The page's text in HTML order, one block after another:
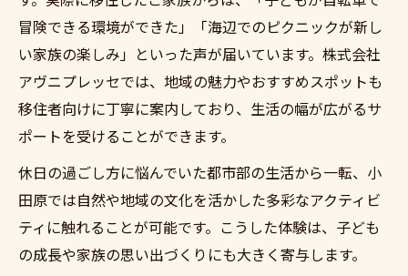
冒険できる環境ができた」「海辺でのピクニックが新し
い家族の楽しみ」といった声が届いています。株式会社
アヴニプレッセでは、地域の魅力やおすすめスポットも
移住者向けに丁寧に案内しており、生活の幅が広がるサ
ポートを受けることができます。
休日の過ごし方に悩んでいた都市部の生活から一転、小
田原では自然や地域の文化を活かした多彩なアクティビ
ティに触れることが可能です。こうした体験は、子ども
の成長や家族の思い出づくりにも大きく寄与します。